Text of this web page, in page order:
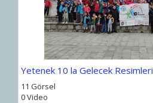
Yetenek 10 la Gelecek Resimleri
11 Görsel
0 Video